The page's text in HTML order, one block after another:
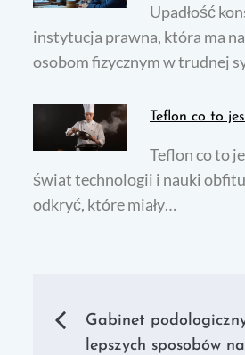
Upadłość
instytucja prawna, która ma
osobom fizycznym w trudnej
Teflon co to
Teflon co to
świat technologii i nauki
odkryć, które miały…
Nawigacja
Gabinet
lepszych sposobów